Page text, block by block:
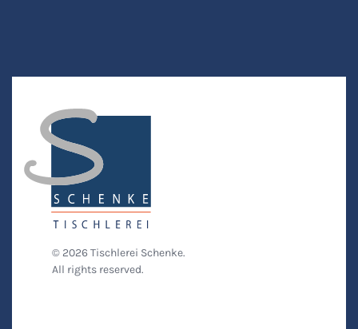
© 2026Tischlerei Schenke.
All rights reserved.